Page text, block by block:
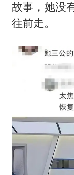
故事，她没
往前走。